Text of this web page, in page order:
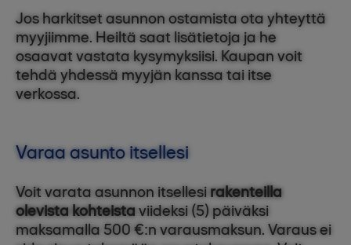
Jos harkitset asunnon ostamista ota yhteyttä
myyjiimme. Heiltä saat lisätietoja ja he
osaavat vastata kysymyksiisi. Kaupan voit
tehdä yhdessä myyjän kanssa tai itse
verkossa.
Varaa asunto itsellesi
Voit varata asunnon itsellesirakenteilla
olevista kohteistaviideksi (5) päiväksi
maksamalla 500 €:n varausmaksun. Varaus ei